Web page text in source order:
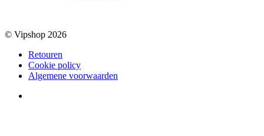
© Vipshop 2026
Retouren
Cookie policy
Algemene voorwaarden